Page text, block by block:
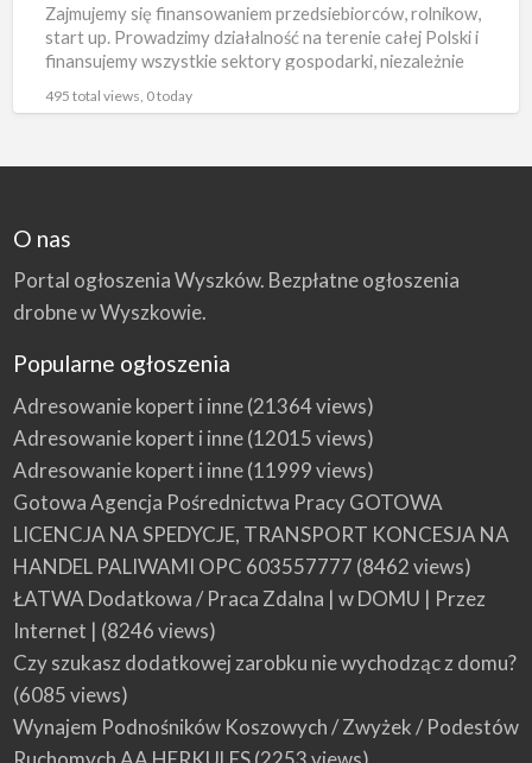
Zajmujemy się finansowaniem przedsiebiorców, rolnikow,
start up. Prowadzimy działalność na terenie całej Polski i
finansujemy wszystkie sektory gospodarki, niezależnie
495 total views, 0 today
O nas
Portal ogłoszenia Wyszków. Bezpłatne ogłoszenia
drobne w Wyszkowie.
Popularne ogłoszenia
Adresowanie kopert i inne(21364 views)
Adresowanie kopert i inne(12015 views)
Adresowanie kopert i inne(11999 views)
Gotowa Agencja Pośrednictwa Pracy GOTOWA
LICENCJA NA SPEDYCJE, TRANSPORT KONCESJA NA
HANDEL PALIWAMI OPC 603557777 (8462 views)
ŁATWA Dodatkowa / Praca Zdalna | w DOMU | Przez
Internet | (8246 views)
Czy szukasz dodatkowej zarobku nie wychodząc z domu?
(6085 views)
Wynajem Podnośników Koszowych / Zwyżek / Podestów